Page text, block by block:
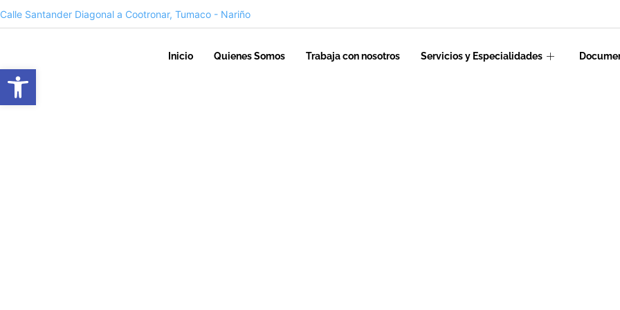
Abrir barra de herramientas
Calle Santander Diagonal a Cootronar, Tumaco - Nariño
Inicio Quienes Somos Trabaja con nosotros Servicios y Especialidades